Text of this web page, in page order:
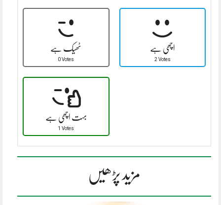
ٹھیک ہے
0 Votes
اچھی ہے
2 Votes
بہت اچھی ہے
1 Votes
مزید پڑھیں